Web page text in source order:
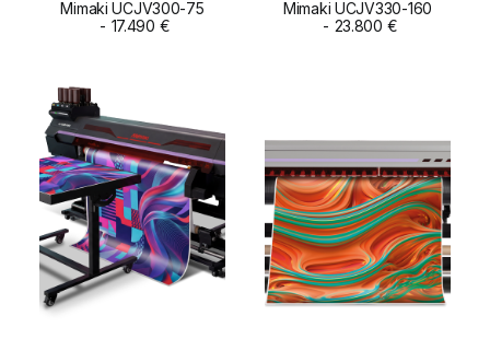
ADD TO CART
Mimaki UCJV300-75
17.490 € ADD TO CART
Mimaki UCJV330-160
23.800 €